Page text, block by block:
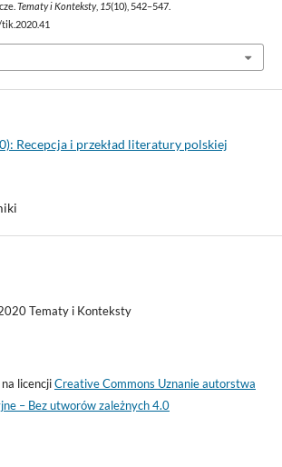
Tematy i Konteksty, 15(10), 542–547.
Recepcja i przekład literatury polskiej
Tematy i Konteksty
licencjiCreative Commons Uznanie autorstwa
– Bez utworów zależnych 4.0